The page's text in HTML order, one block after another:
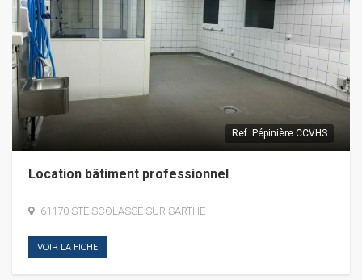
Ref. Pépinière CCVHS
Location bâtiment professionnel
61170 STE SCOLASSE SUR SARTHE
VOIR LA FICHE